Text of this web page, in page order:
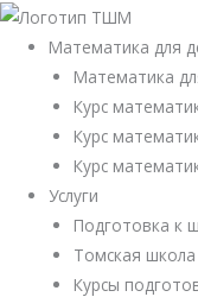
Перейти
содержимому
Математика для
Математика
Курс
Курс
Курс
Услуги
Подготовка к
Томская
Курсы